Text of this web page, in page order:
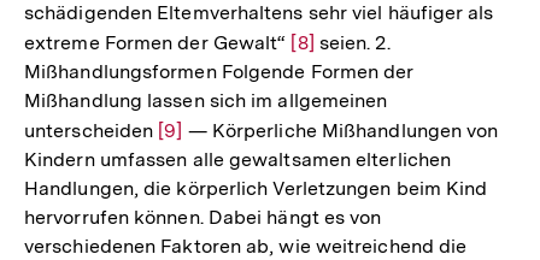
schädigenden Eltemverhaltens sehr viel häufiger als
extreme Formen der Gewalt“ Zur
Auflösung
der
Fußnote
[8] seien. 2.
Mißhandlungsformen Folgende Formen der
Mißhandlung lassen sich im allgemeinen
unterscheiden Zur
Auflösung
der
Fußnote
[9] — Körperliche Mißhandlungen von
Kindern umfassen alle gewaltsamen elterlichen
Handlungen, die körperlich Verletzungen beim Kind
hervorrufen können. Dabei hängt es von
verschiedenen Faktoren ab, wie weitreichend die